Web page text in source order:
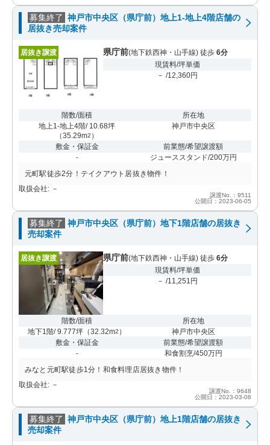
募集終了 神戸市中央区（県庁前）地上1-地上4階店舗の
居抜き売却案件
居抜き譲渡 県庁前(地下鉄西神・山手線) 徒歩 6分
現賃料/坪単価
－ /12,360円
階数/面積
地上1-地上4階/ 10.68坪
（35.29m2 ）
所在地
神戸市中央区
敷金・保証金
-
前業態/希望譲渡額
ジューススタンド/200万円
元町駅徒歩2分！テイクアウト居抜き物件！
取扱会社: －
譲渡No.：9511
公開日：2023-06-05
募集終了 神戸市中央区（県庁前）地下1階店舗の居抜き
売却案件
居抜き譲渡 県庁前(地下鉄西神・山手線) 徒歩 6分
現賃料/坪単価
－ /11,251円
階数/面積
地下1階/ 9.777坪 （32.32m2 ）
所在地
神戸市中央区
敷金・保証金
-
前業態/希望譲渡額
和食割烹/450万円
みなと元町駅徒歩1分！和食料理店居抜き物件！
取扱会社: －
譲渡No.：9648
公開日：2023-03-08
募集終了 神戸市中央区（県庁前）地上1階店舗の居抜き
売却案件